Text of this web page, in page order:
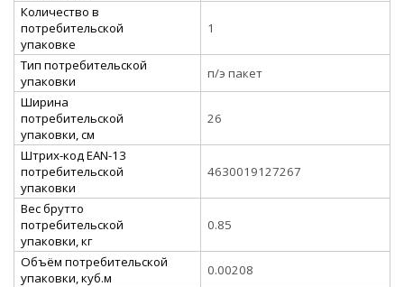
Количество в
потребительской
упаковке
1
Тип потребительской
упаковки
п/э пакет
Ширина
потребительской
упаковки, см
26
Штрих-код EAN-13
потребительской
упаковки
4630019127267
Вес брутто
потребительской
упаковки, кг
0.85
Объём потребительской
упаковки, куб.м
0.00208